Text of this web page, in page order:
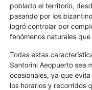
poblado el territorio,
pasando por los
logró controlar por
fenómenos naturales
Todas estas
Santorini Aeopuerto sea
ocasionales, ya que
los horarios y recorridos